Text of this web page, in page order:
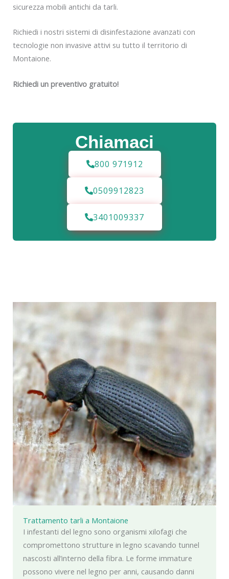
Chiamaci
800 971912
0509912823
3401009337
sicurezza mobili antichi da tarli.
Richiedi i nostri sistemi di disinfestazione avanzati con
tecnologie non invasive attivi su tutto il territorio di
Montaione.
Richiedi un preventivo gratuito!
Trattamento tarli a Montaione
I infestanti del legno sono organismi xilofagi che
compromettono strutture in legno scavando tunnel
nascosti all’interno della fibra. Le forme immature
possono vivere nel legno per anni, causando danni